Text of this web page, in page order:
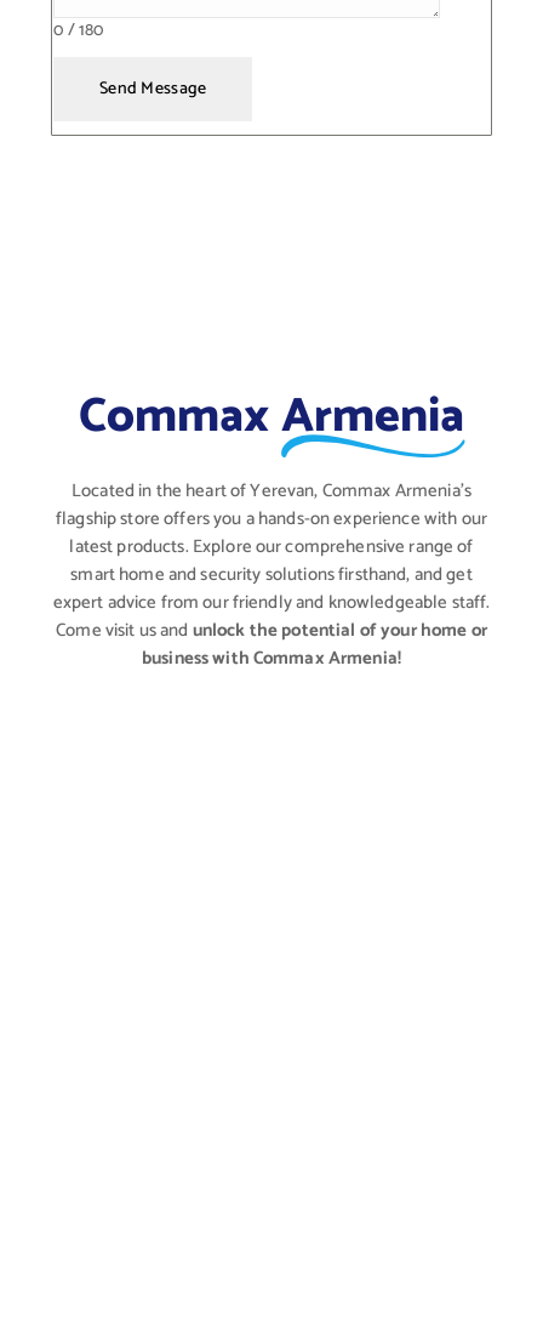
0 / 180
Send Message
CommaxArmenia
Located in the heart of Yerevan, Commax Armenia's
flagship store offers you a hands-on experience with our
latest products. Explore our comprehensive range of
smart home and security solutions firsthand, and get
expert advice from our friendly and knowledgeable staff.
Come visit us and unlock the potential of your home or
business with Commax Armenia!